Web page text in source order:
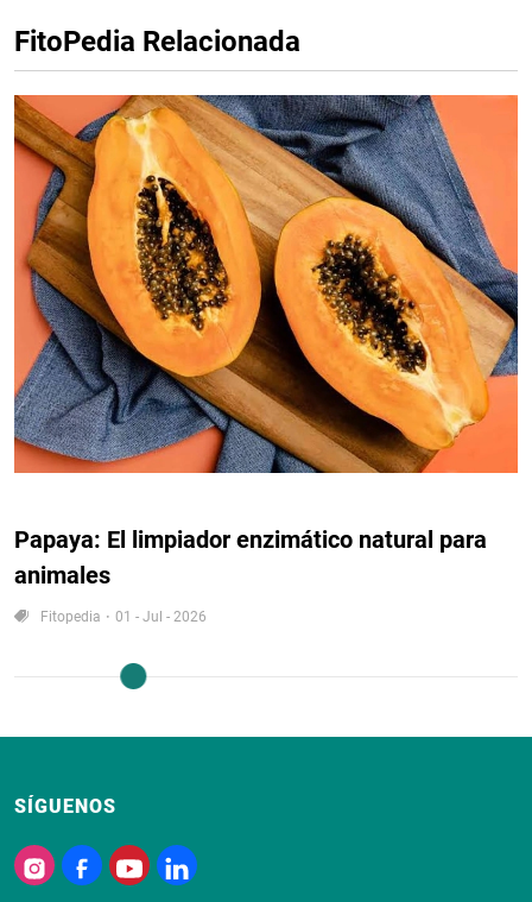
FitoPedia Relacionada
Papaya: El limpiador enzimático natural para
animales
Fitopedia 01 - Jul - 2026
SÍGUENOS